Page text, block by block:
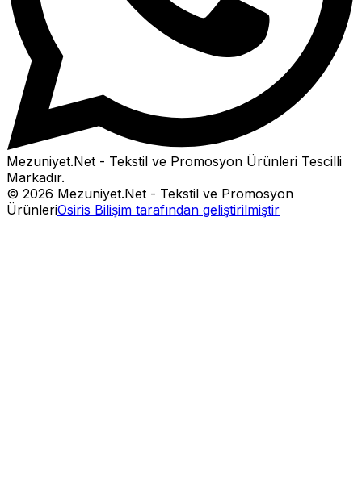
Mezuniyet.Net - Tekstil ve Promosyon Ürünleri Tescilli
Markadır.
© 2026 Mezuniyet.Net - Tekstil ve Promosyon
ÜrünleriOsiris Bilişim tarafından geliştirilmiştir